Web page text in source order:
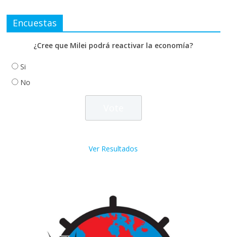
Encuestas
¿Cree que Milei podrá reactivar la economía?
Si
No
Ver Resultados